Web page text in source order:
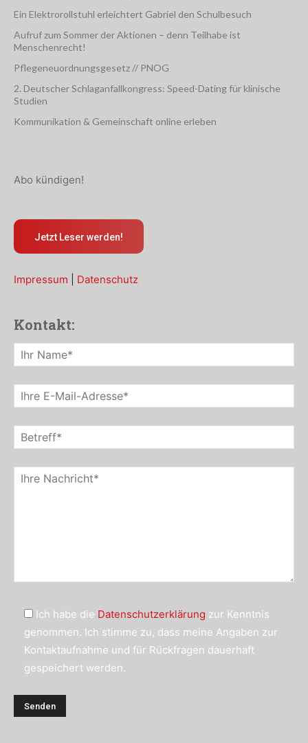
Ein Elektrorollstuhl erleichtert Gabriel den Schulbesuch
Aufruf zum Sommer der Aktionen – denn Teilhabe ist
Menschenrecht!
Pflegeneuordnungsgesetz // PNOG
2. Deutscher Schlaganfallkongress: Speed-Dating für klinische
Studien
Kommunikation & Gemeinschaft online erleben
Abo kündigen!
Jetzt Leser werden!
Impressum Datenschutz
Kontakt:
Ich habe die Datenschutzerklärung zur Kenntnis
genommen. Ich stimme zu, dass meine Angaben zur
Kontaktaufnahme und für Rückfragen dauerhaft
gespeichert werden.